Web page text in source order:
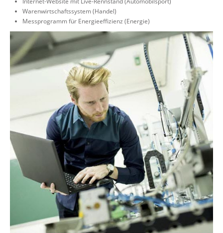
Warenwirtschaftssystem (Handel)
Messprogramm für Energieeffizienz (Energie)